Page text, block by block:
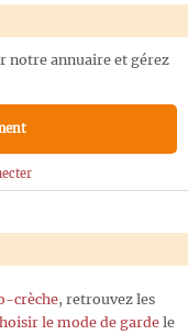
notre annuaire et gérez
crèche, retrouvez les
le mode de gardele